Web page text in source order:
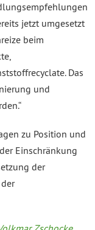
jetzt umgesetzt
beim
Das
und
zu Position und
Einschränkung
der